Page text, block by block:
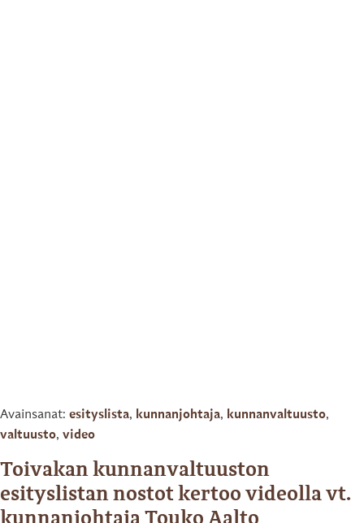
Avainsanat: esityslista, kunnanjohtaja, kunnanvaltuusto,
valtuusto, video
Toivakan kunnanvaltuuston
esityslistan nostot kertoo videolla vt.